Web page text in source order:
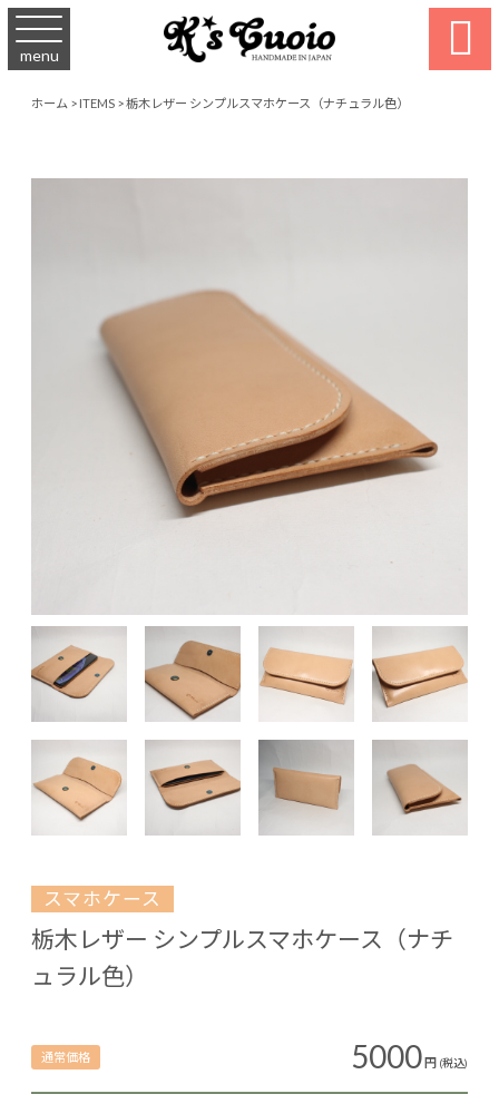
menu 
ホーム > ITEMS >栃木レザー シンプルスマホケース（ナチュラル色）
スマホケース
栃木レザー シンプルスマホケース（ナチ
ュラル色）
通常価格 5000円 (税込)